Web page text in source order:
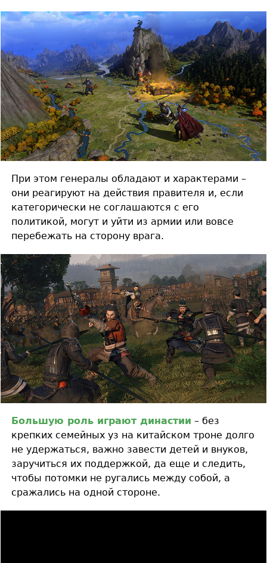
При этом генералы обладают и характерами –
они реагируют на действия правителя и, если
категорически не соглашаются с его
политикой, могут и уйти из армии или вовсе
перебежать на сторону врага.
Большую роль играют династии – без
крепких семейных уз на китайском троне долго
не удержаться, важно завести детей и внуков,
заручиться их поддержкой, да еще и следить,
чтобы потомки не ругались между собой, а
сражались на одной стороне.